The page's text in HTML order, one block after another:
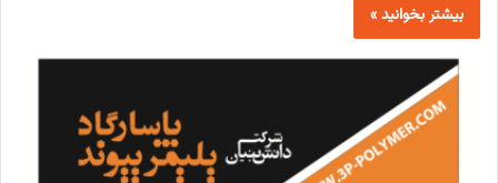
بیشتر بخوانید »